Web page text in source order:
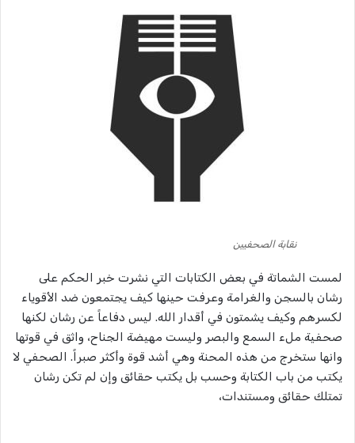
نقابة الصحفيين
لمست الشماتة في بعض الكتابات التي نشرت خبر الحكم على
رشان بالسجن والغرامة وعرفت حينها كيف يجتمعون ضد الأقوياء
لكسرهم وكيف يشمتون في أقدار الله. ليس دفاعاً عن رشان لكنها
صحفية ملء السمع والبصر وليست مهيضة الجناح، واثق في قوتها
وانها ستخرج من هذه المحنة وهي أشد قوة وأكثر صبراً. الصحفي لا
يكتب من باب الكتابة وحسب بل يكتب حقائق وإن لم تكن رشان
تمتلك حقائق ومستندات،